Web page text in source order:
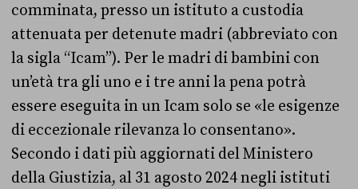
comminata, presso un istituto a custodia
attenuata per detenute madri (abbreviato con
la sigla “Icam”). Per le madri di bambini con
un’età tra gli uno e i tre anni la pena potrà
essere eseguita in un Icam solo se «le esigenze
di eccezionale rilevanza lo consentano».
Secondo i dati più aggiornati del Ministero
della Giustizia, al 31 agosto 2024 negli istituti